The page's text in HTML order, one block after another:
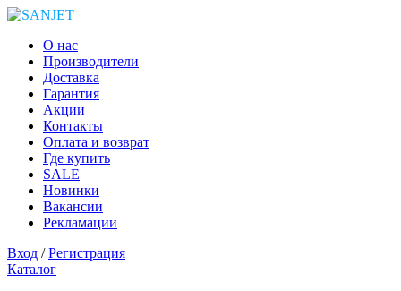
О нас
Производители
Доставка
Гарантия
Акции
Контакты
Оплата и возврат
Где купить
SALE
Новинки
Вакансии
Рекламации
Вход /Регистрация
Каталог